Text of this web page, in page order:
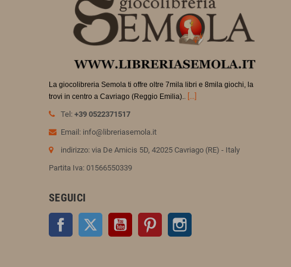
La giocolibreria Semola ti offre oltre 7mila libri e 8mila giochi, la
trovi in centro a Cavriago (Reggio Emilia). . [...]
Tel: +39 0522371517
Email: info@libreriasemola.it
indirizzo: via De Amicis 5D, 42025 Cavriago (RE) - Italy
Partita Iva: 01566550339
SEGUICI
Facebook Twitter YouTube Pinterest